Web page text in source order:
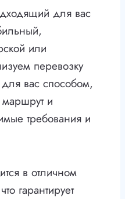
для вас
или
перевозку
вас способом,
и
требования и
в отличном
гарантирует